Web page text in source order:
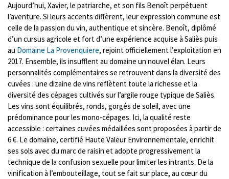
Aujourd’hui, Xavier, le patriarche, et son fils Benoît perpétuent
l’aventure. Si leurs accents diffèrent, leur expression commune est
celle de la passion du vin, authentique et sincère. Benoît, diplômé
d’un cursus agricole et fort d’une expérience acquise à Saliès puis
au Domaine La Provenquiere, rejoint officiellement l’exploitation en
2017. Ensemble, ils insufflent au domaine un nouvel élan. Leurs
personnalités complémentaires se retrouvent dans la diversité des
cuvées : une dizaine de vins reflètent toute la richesse et la
diversité des cépages cultivés sur l’argile rouge typique de Saliès.
Les vins sont équilibrés, ronds, gorgés de soleil, avec une
prédominance pour les mono-cépages. Ici, la qualité reste
accessible : certaines cuvées médaillées sont proposées à partir de
6 €. Le domaine, certifié Haute Valeur Environnementale, enrichit
ses sols avec du marc de raisin et adopte progressivement la
technique de la confusion sexuelle pour limiter les intrants. De la
vinification à l’embouteillage, tout se fait sur place, au cœur du